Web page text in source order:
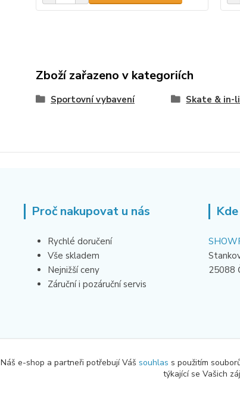
Zboží zařazeno v kategoriích
Sportovní vybavení Skate & in-
Proč nakupovat u nás
Rychlé doručení
Vše skladem
Nejnižší ceny
Záruční i pozáruční servis
25088
Náš e-shop a partneři potřebují Váš souhlas s použitím
týkající se Vašich